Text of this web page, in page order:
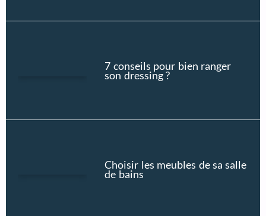
7 conseils pour bien ranger
son dressing ?
Choisir les meubles de sa salle
de bains